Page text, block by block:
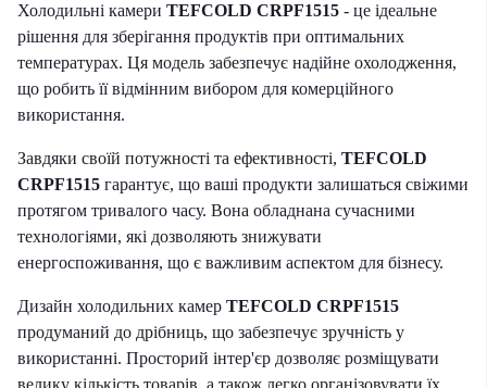
Холодильні камери TEFCOLD CRPF1515 - це ідеальне
рішення для зберігання продуктів при оптимальних
температурах. Ця модель забезпечує надійне охолодження,
що робить її відмінним вибором для комерційного
використання.
Завдяки своїй потужності та ефективності, TEFCOLD
CRPF1515 гарантує, що ваші продукти залишаться свіжими
протягом тривалого часу. Вона обладнана сучасними
технологіями, які дозволяють знижувати
енергоспоживання, що є важливим аспектом для бізнесу.
Дизайн холодильних камер TEFCOLD CRPF1515
продуманий до дрібниць, що забезпечує зручність у
використанні. Просторий інтер'єр дозволяє розміщувати